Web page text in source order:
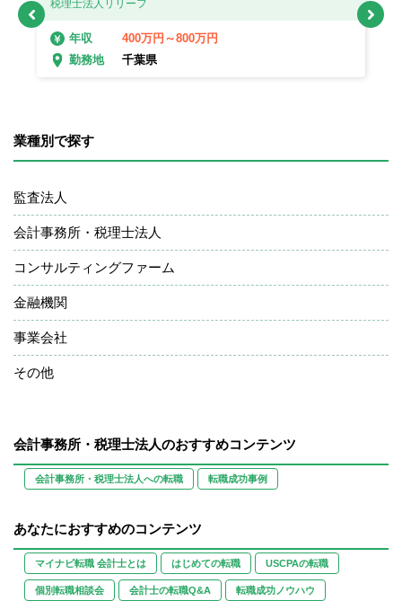
税理士法人リリーフ
年収
400万円～800万円
勤務地
千葉県
業種別で探す
監査法人
会計事務所・税理士法人
コンサルティングファーム
金融機関
事業会社
その他
会計事務所・税理士法人のおすすめコンテンツ
会計事務所・税理士法人への転職 転職成功事例
あなたにおすすめのコンテンツ
マイナビ転職 会計士とは はじめての転職 USCPAの転職
個別転職相談会 会計士の転職Q&A 転職成功ノウハウ